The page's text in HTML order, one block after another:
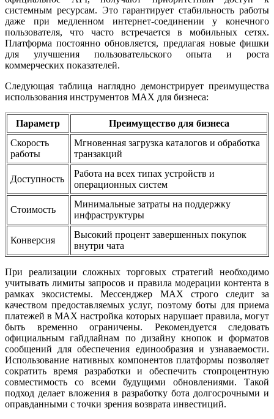
системным ресурсам. Это гарантирует стабильность работы
даже при медленном интернет-соединении у конечного
пользователя, что часто встречается в мобильных сетях.
Платформа постоянно обновляется, предлагая новые фишки
для улучшения пользовательского опыта и роста
коммерческих показателей.
Следующая таблица наглядно демонстрирует преимущества
использования инструментов MAX для бизнеса:
Параметр
Преимущество для бизнеса
Скорость
работы
Мгновенная загрузка каталогов и обработка
транзакций
Доступность
Работа на всех типах устройств и
операционных систем
Стоимость
Минимальные затраты на поддержку
инфраструктуры
Конверсия
Высокий процент завершенных покупок
внутри чата
При реализации сложных торговых стратегий необходимо
учитывать лимиты запросов и правила модерации контента в
рамках экосистемы. Мессенджер MAX строго следит за
качеством предоставляемых услуг, поэтому боты для приема
платежей в MAX настройка которых нарушает правила, могут
быть временно ограничены. Рекомендуется следовать
официальным гайдлайнам по дизайну кнопок и форматов
сообщений для обеспечения единообразия и узнаваемости.
Использование нативных компонентов платформы позволяет
сократить время разработки и обеспечить стопроцентную
совместимость со всеми будущими обновлениями. Такой
подход делает вложения в разработку бота долгосрочными и
оправданными с точки зрения возврата инвестиций.